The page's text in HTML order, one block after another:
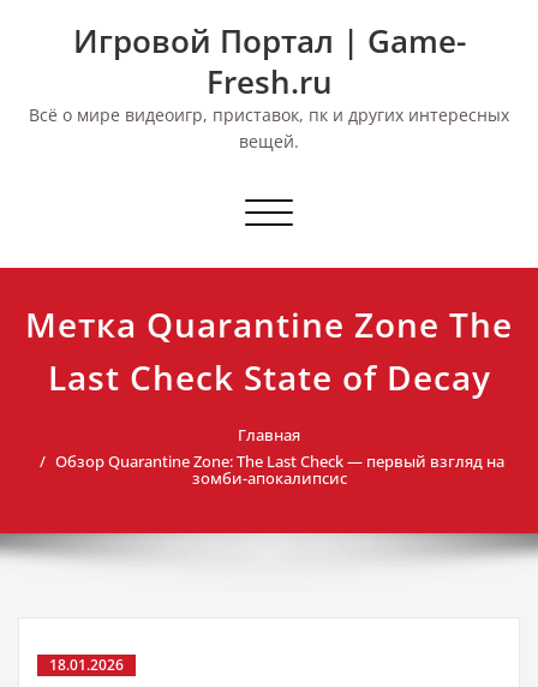
Игровой Портал | Game-
Fresh.ru
Всё о мире видеоигр, приставок, пк и других интересных
вещей.
Переключить
Метка Quarantine Zone The
Last Check State of Decay
Главная
Обзор Quarantine Zone: The Last Check — первый взгляд на
зомби-апокалипсис
18.01.2026